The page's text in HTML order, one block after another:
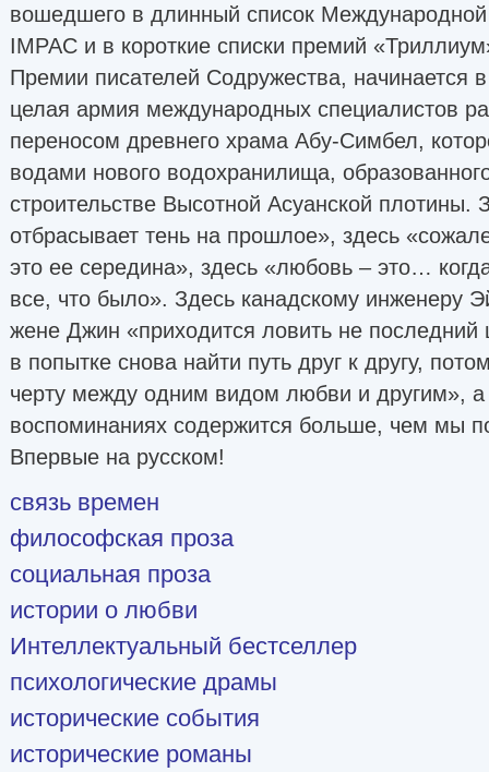
вошедшего в длинный список
IMPAC и в короткие списки премий
Премии писателей Содружества, начинается
целая армия международных специалистов
переносом древнего храма Абу-Симбел,
водами нового водохранилища,
строительстве Высотной Асуанской плотины.
отбрасывает тень на прошлое», здесь
это ее середина», здесь «любовь – это…
все, что было». Здесь канадскому инженеру
жене Джин «приходится ловить не
в попытке снова найти путь друг к другу,
черту между одним видом любви и другим»,
воспоминаниях содержится больше, чем мы
Впервые на русском!
связь времен
философская проза
социальная проза
истории о любви
Интеллектуальный бестселлер
психологические драмы
исторические события
исторические романы